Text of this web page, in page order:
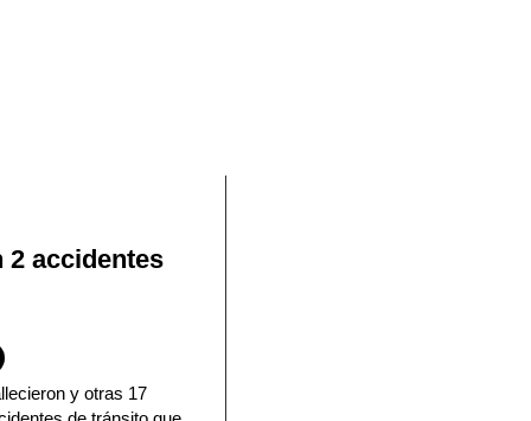
2 accidentes
y otras 17